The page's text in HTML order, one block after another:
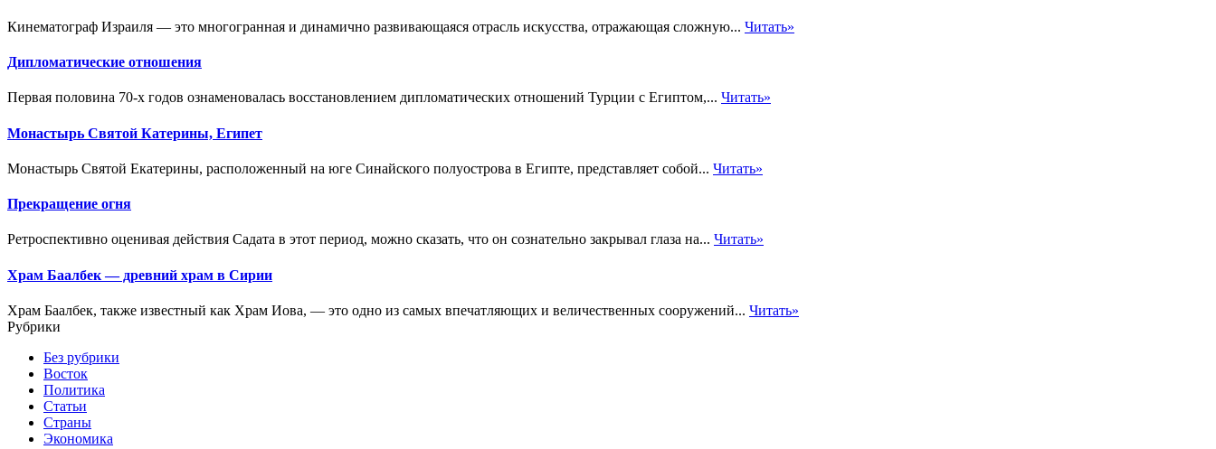
Кинематограф Израиля — это многогранная и динамично развивающаяся отрасль искусства, отражающая сложную... Читать»
Дипломатические отношения
Первая половина 70-х годов ознаменовалась восстановлением дипломатических отношений Турции с Египтом,... Читать»
Монастырь Святой Катерины, Египет
Монастырь Святой Екатерины, расположенный на юге Синайского полуострова в Египте, представляет собой... Читать»
Прекращение огня
Ретроспективно оценивая действия Садата в этот период, можно сказать, что он сознательно закрывал глаза на... Читать»
Храм Баалбек — древний храм в Сирии
Храм Баалбек, также известный как Храм Иова, — это одно из самых впечатляющих и величественных сооружений... Читать»
Рубрики
Без рубрики
Восток
Политика
Статьи
Страны
Экономика